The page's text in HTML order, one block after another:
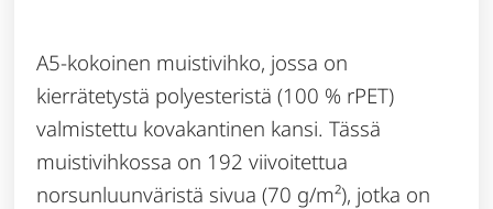
A5-kokoinen muistivihko, jossa on
kierrätetystä polyesteristä (100 % rPET)
valmistettu kovakantinen kansi. Tässä
muistivihkossa on 192 viivoitettua
norsunluunväristä sivua (70 g/m²), jotka on